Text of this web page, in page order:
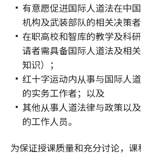
有意愿促进国际人道法在中
机构及武装部队的相关决策者
在职高校和智库的教学及科
请者需具备国际人道法及相
知识）；
红十字运动内从事与国际人
的实务工作者；以及
其他从事人道法律与政策以
的工作人员。
为保证授课质量和充分讨论，